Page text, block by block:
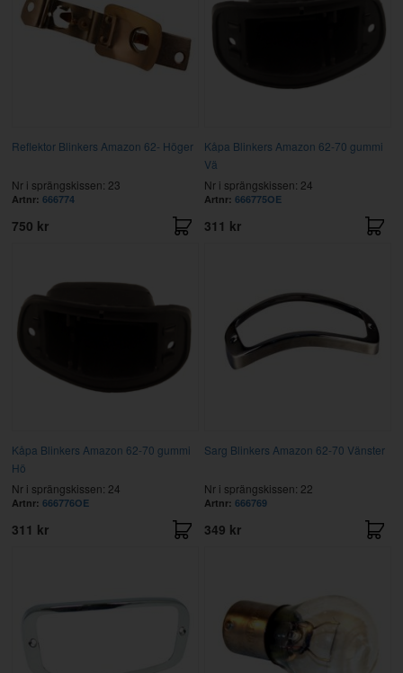
Reflektor Blinkers Amazon 62- Höger
Nr i sprängskissen: 23
Artnr: 666774
750 kr
Kåpa Blinkers Amazon 62-70 gummi
Vä
Nr i sprängskissen: 24
Artnr: 666775OE
311 kr
Kåpa Blinkers Amazon 62-70 gummi
Hö
Nr i sprängskissen: 24
Artnr: 666776OE
311 kr
Sarg Blinkers Amazon 62-70 Vänster
Nr i sprängskissen: 22
Artnr: 666769
349 kr